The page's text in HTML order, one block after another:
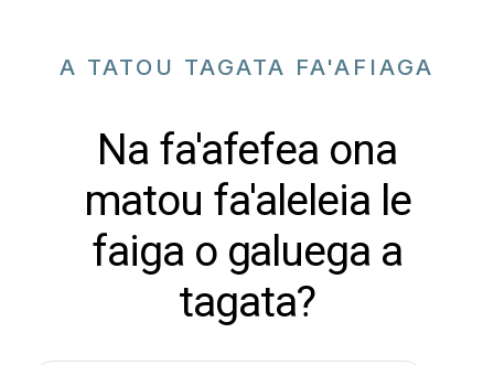
A TATOU TAGATA FA'AFIAGA
Na fa'afefea ona
matou fa'aleleia le
faiga o galuega a
tagata?